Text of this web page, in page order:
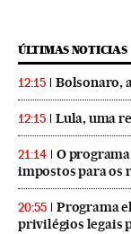
ÚLTIMAS NOTICIAS
12:15 Bolsonaro,
12:15 Lula, uma
21:14
O
impostos para os
20:55
Programa
privilégios legais